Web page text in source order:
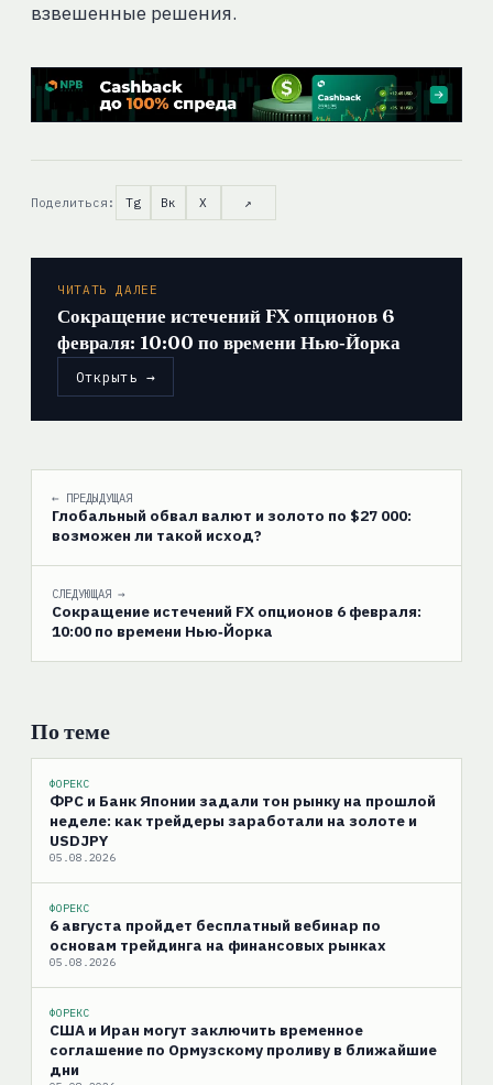
взвешенные решения.
Поделиться: Tg Вк X ↗
ЧИТАТЬ ДАЛЕЕ
Сокращение истечений FX опционов 6
февраля: 10:00 по времени Нью‑Йорка
Открыть →
← ПРЕДЫДУЩАЯ
Глобальный обвал валют и золото по $27 000:
возможен ли такой исход?
СЛЕДУЮЩАЯ →
Сокращение истечений FX опционов 6 февраля:
10:00 по времени Нью‑Йорка
По теме
ФОРЕКС
ФРС и Банк Японии задали тон рынку на прошлой
неделе: как трейдеры заработали на золоте и
USDJPY
05.08.2026
ФОРЕКС
6 августа пройдет бесплатный вебинар по
основам трейдинга на финансовых рынках
05.08.2026
ФОРЕКС
США и Иран могут заключить временное
соглашение по Ормузскому проливу в ближайшие
дни